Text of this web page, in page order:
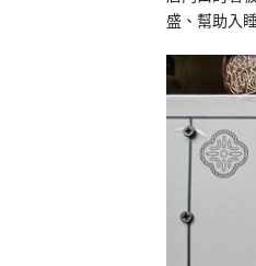
盛、幫助入